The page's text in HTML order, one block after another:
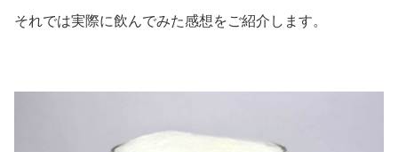
それでは実際に飲んでみた感想をご紹介します。